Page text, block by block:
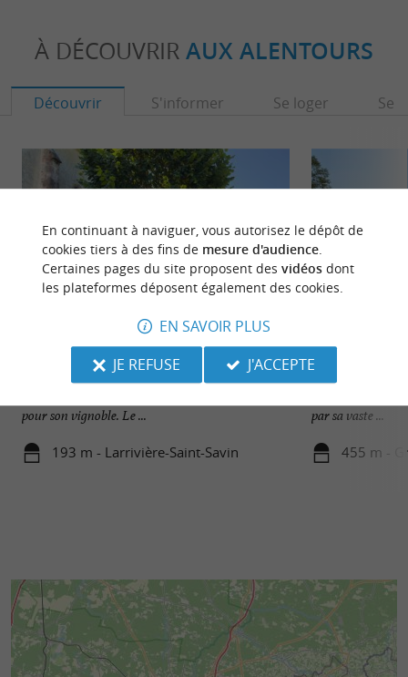
À DÉCOUVRIR AUX ALENTOURS
Découvrir S'informer Se loger Se
Larrivière-Saint-Savin
Larrivière-Saint-Savin est une commune des
pour son vignoble. Le ...
193 m - Larrivière-Saint-Savin
Grenade sur
Grenade-sur-
par sa vaste ...
455 m -
En continuant à naviguer, vous autorisez le dépôt de
cookies tiers à des fins de mesure d'audience.
Certaines pages du site proposent des vidéosdont
les plateformes déposent également des cookies.
EN SAVOIR PLUS
JE REFUSE
J'ACCEPTE